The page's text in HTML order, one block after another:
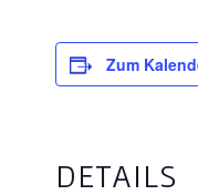
Zum
DETAILS